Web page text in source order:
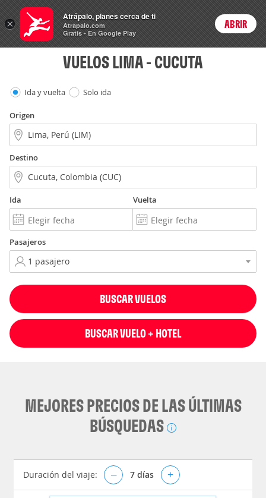
Vuelos Precios enPeso
ARSCambiar moneda
Login
VUELOS LIMA - CUCUTA
Ida y vuelta Solo ida
Origen
Destino
Ida Vuelta
Pasajeros
BUSCAR VUELOS
BUSCAR VUELO + HOTEL
MEJORES PRECIOS DE LAS ÚLTIMAS
BÚSQUEDAS
Duración del viaje: – 7 días +
×
Atrápalo, planes cerca de ti
Atrapalo.com
Gratis - En Google Play
ABRIR